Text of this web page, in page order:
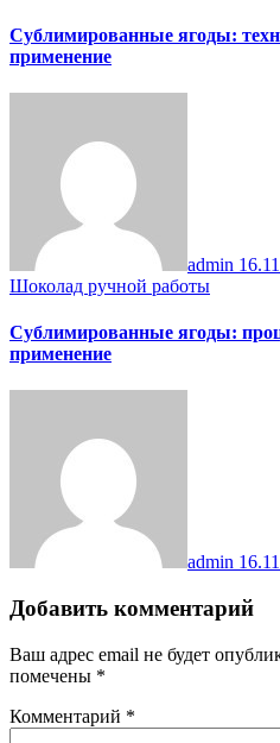
Сублимированные ягоды:
применение
admin
Шоколад ручной работы
Сублимированные ягоды:
применение
admin
Добавить комментарий
Ваш адрес email не будет
помечены *
Комментарий *